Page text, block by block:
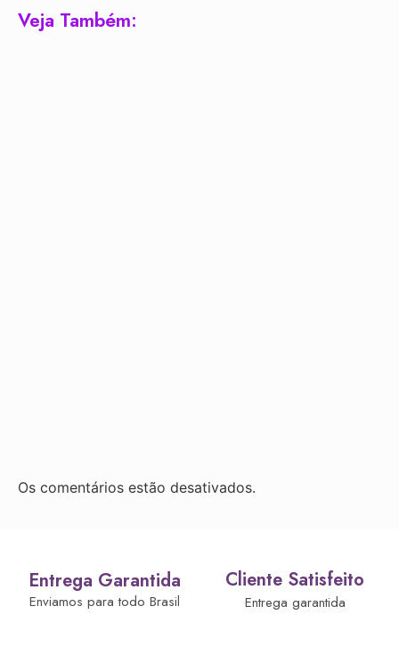
Veja Também:
Os comentários estão desativados.
Entrega Garantida
Enviamos para todo Brasil
Cliente Satisfeito
Entrega garantida